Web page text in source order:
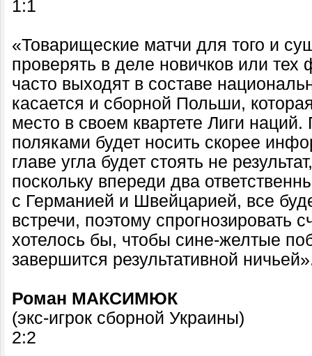
1:1
«Товарищеские матчи для того и
проверять в деле новичков или тех
часто выходят в составе
касается и сборной Польши,
место в своем квартете Лиги
поляками будет носить скорее
главе угла будет стоять не
поскольку впереди два
с Германией и Швейцарией, все
встречи, поэтому спрогнозировать
хотелось бы, чтобы сине-желтые
завершится результативной
Роман МАКСИМЮК
(экс-игрок сборной Украины)
2:2